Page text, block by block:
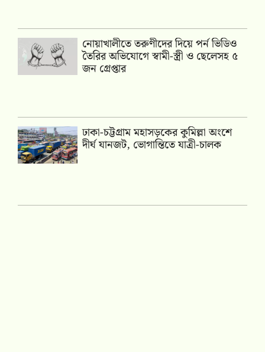
নোয়াখালীতে তরুণীদের দিয়ে পর্ন ভিডিও
তৈরির অভিযোগে স্বামী-স্ত্রী ও ছেলেসহ ৫
জন গ্রেপ্তার
ঢাকা-চট্টগ্রাম মহাসড়কের কুমিল্লা অংশে
দীর্ঘ যানজট, ভোগান্তিতে যাত্রী-চালক